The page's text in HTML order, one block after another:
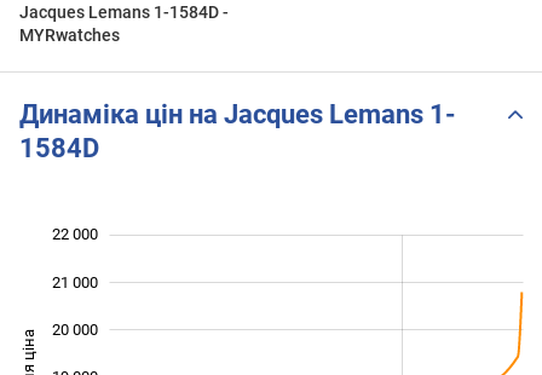
Jacques Lemans 1-1584D -
MYRwatches
Динаміка цін на Jacques Lemans 1-
1584D
20 000
21 000
22 000